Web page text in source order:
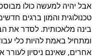
אבל יהיה למעשה כולו
טכנולוגית והמון ברגים
ומתחיל באמת להיות כלי
אחרים, שאינם ניסיון